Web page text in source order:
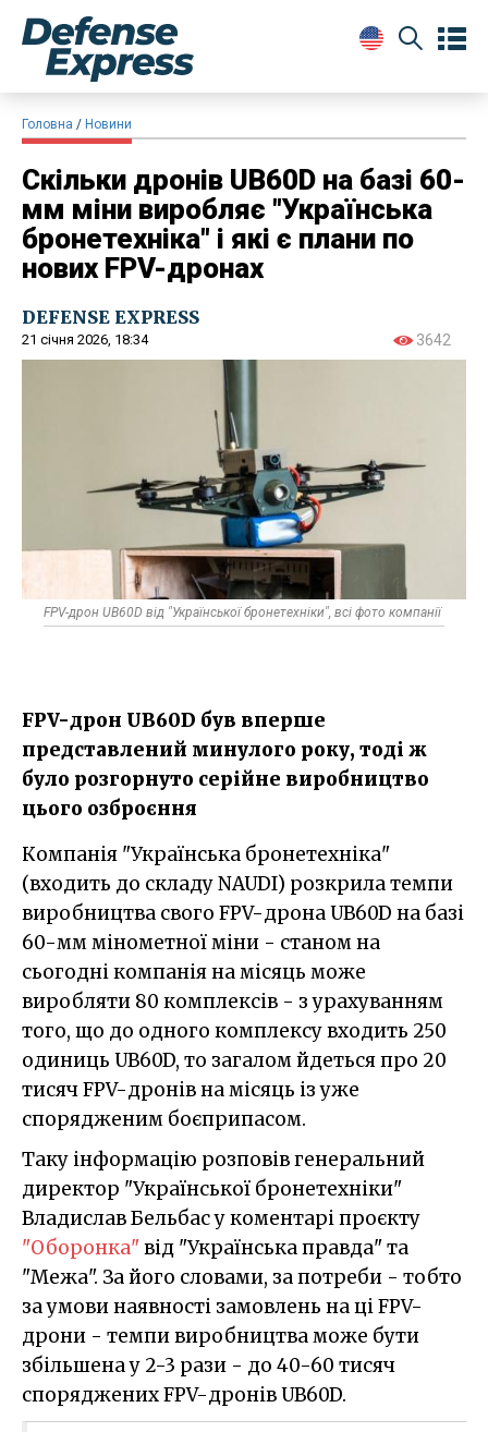
Головна Новини
Скільки дронів UB60D на базі 60-
мм міни виробляє "Українська
бронетехніка" і які є плани по
нових FPV-дронах
DEFENSE EXPRESS
21 січня 2026, 18:34 3642
FPV-дрон UB60D від "Української бронетехніки", всі фото компанії
FPV-дрон UB60D був вперше
представлений минулого року, тоді ж
було розгорнуто серійне виробництво
цього озброєння
Компанія "Українська бронетехніка"
(входить до складу NAUDI) розкрила темпи
виробництва свого FPV-дрона UB60D на базі
60-мм мінометної міни - станом на
сьогодні компанія на місяць може
виробляти 80 комплексів - з урахуванням
того, що до одного комплексу входить 250
одиниць UB60D, то загалом йдеться про 20
тисяч FPV-дронів на місяць із уже
спорядженим боєприпасом.
Таку інформацію розповів генеральний
директор "Української бронетехніки"
Владислав Бельбас у коментарі проєкту
"Оборонка"від "Українська правда" та
"Межа". За його словами, за потреби - тобто
за умови наявності замовлень на ці FPV-
дрони - темпи виробництва може бути
збільшена у 2-3 рази - до 40-60 тисяч
споряджених FPV-дронів UB60D.